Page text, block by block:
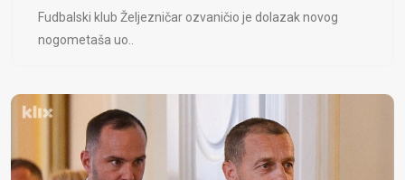
Fudbalski klub Željezničar ozvaničio je dolazak novog
nogometaša uo..